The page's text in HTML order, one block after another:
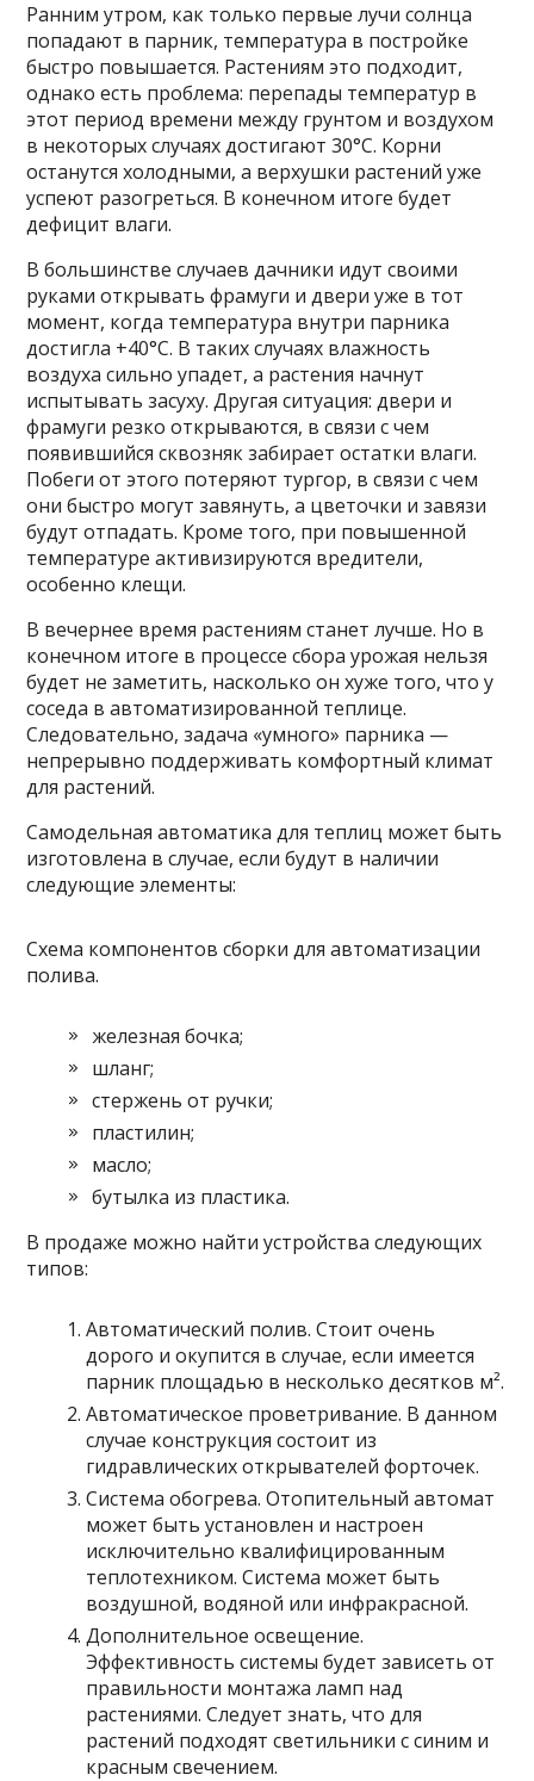
Ранним утром, как только первые лучи солнца
попадают в парник, температура в постройке
быстро повышается. Растениям это подходит,
однако есть проблема: перепады температур в
этот период времени между грунтом и воздухом
в некоторых случаях достигают 30°С. Корни
останутся холодными, а верхушки растений уже
успеют разогреться. В конечном итоге будет
дефицит влаги.
В большинстве случаев дачники идут своими
руками открывать фрамуги и двери уже в тот
момент, когда температура внутри парника
достигла +40°С. В таких случаях влажность
воздуха сильно упадет, а растения начнут
испытывать засуху. Другая ситуация: двери и
фрамуги резко открываются, в связи с чем
появившийся сквозняк забирает остатки влаги.
Побеги от этого потеряют тургор, в связи с чем
они быстро могут завянуть, а цветочки и завязи
будут отпадать. Кроме того, при повышенной
температуре активизируются вредители,
особенно клещи.
В вечернее время растениям станет лучше. Но в
конечном итоге в процессе сбора урожая нельзя
будет не заметить, насколько он хуже того, что у
соседа в автоматизированной теплице.
Следовательно, задача «умного» парника —
непрерывно поддерживать комфортный климат
для растений.
Самодельная автоматика для теплиц может быть
изготовлена в случае, если будут в наличии
следующие элементы:
Схема компонентов сборки для автоматизации
полива.
железная бочка;
шланг;
стержень от ручки;
пластилин;
масло;
бутылка из пластика.
В продаже можно найти устройства следующих
типов:
Автоматический полив. Стоит очень
дорого и окупится в случае, если имеется
парник площадью в несколько десятков м².
Автоматическое проветривание. В данном
случае конструкция состоит из
гидравлических открывателей форточек.
Система обогрева. Отопительный автомат
может быть установлен и настроен
исключительно квалифицированным
теплотехником. Система может быть
воздушной, водяной или инфракрасной.
Дополнительное освещение.
Эффективность системы будет зависеть от
правильности монтажа ламп над
растениями. Следует знать, что для
растений подходят светильники с синим и
красным свечением.